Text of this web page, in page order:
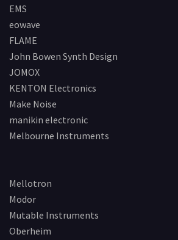
EMS
eowave
FLAME
John Bowen Synth Design
JOMOX
KENTON Electronics
Make Noise
manikin electronic
Melbourne Instruments
Mellotron
Modor
Mutable Instruments
Oberheim